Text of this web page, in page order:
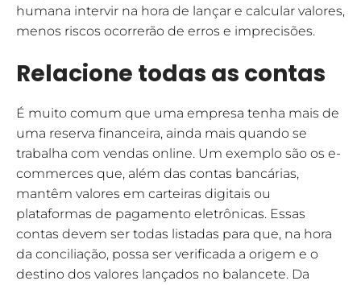
humana intervir na hora de lançar e calcular valores,
menos riscos ocorrerão de erros e imprecisões.
Relacione todas as contas
É muito comum que uma empresa tenha mais de
uma reserva financeira, ainda mais quando se
trabalha com vendas online. Um exemplo são os e-
commerces que, além das contas bancárias,
mantêm valores em carteiras digitais ou
plataformas de pagamento eletrônicas. Essas
contas devem ser todas listadas para que, na hora
da conciliação, possa ser verificada a origem e o
destino dos valores lançados no balancete. Da